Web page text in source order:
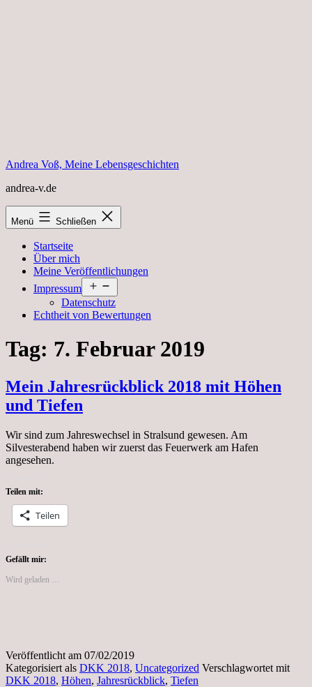
Andrea Voß, Meine Lebensgeschichten
andrea-v.de
Menü Schließen
Startseite
Über mich
Meine Veröffentlichungen
Impressum
öffnen
Datenschutz
Echtheit von Bewertungen
Tag: 7. Februar 2019
Mein Jahresrückblick 2018 mit Höhen
und Tiefen
Wir sind zum Jahreswechsel in Stralsund gewesen. Am
Silvesterabend haben wir zuerst das Feuerwerk am Hafen
angesehen.
Teilen mit:
Teilen
Gefällt mir:
Wird geladen …
Veröffentlicht am 07/02/2019
Kategorisiert als DKK 2018, Uncategorized Verschlagwortet mit
DKK 2018, Höhen, Jahresrückblick, Tiefen